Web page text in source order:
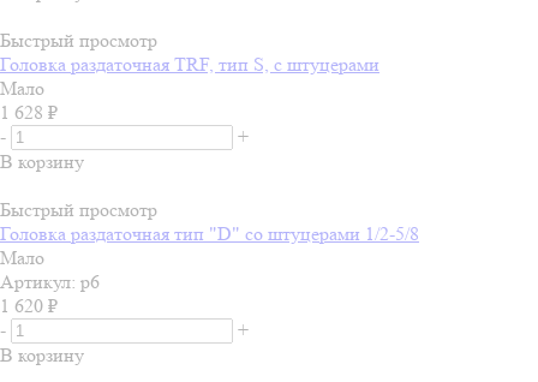
Быстрый просмотр
Головка раздаточная ТRF, тип S, с штуцерами
Мало
1 628 ₽
-
+
В корзину
Быстрый просмотр
Головка раздаточная тип "D" со штуцерами 1/2-5/8
Мало
Артикул: р6
1 620 ₽
-
+
В корзину